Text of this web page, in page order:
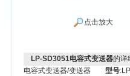
点击放大
LP-SD3051电容式变送器的详
电容式变送器/变送器 型号